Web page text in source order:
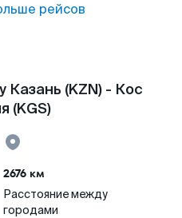
рейсов
(KZN) - Кос
(KGS)
2676 км
Расстояние между
городами